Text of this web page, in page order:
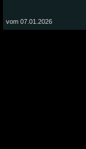
vom 07.01.2026